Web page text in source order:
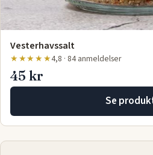
Vesterhavssalt
★★★★★4,8 · 84 anmeldelser
45 kr
Se